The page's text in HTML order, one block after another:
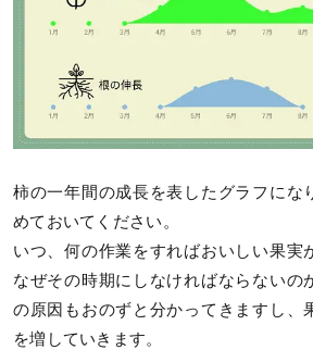
柿の一年間の成長を表したグラフにな
めておいてください。
いつ、何の作業をすればおいしい果実
なぜその時期にしなければならないの
の原因もおのずと分かってきますし、
を増していきます。